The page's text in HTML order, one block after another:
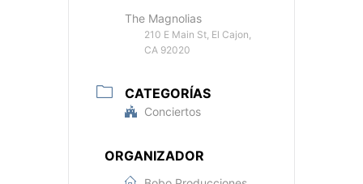
The Magnolias
210 E Main St, El Cajon,
CA 92020
CATEGORÍAS
Conciertos
ORGANIZADOR